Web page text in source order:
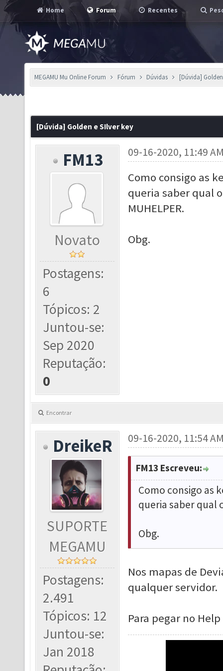
Home Forum Recentes
MEGAMU Mu Online Forum Fórum Dúvidas [Dúvida]
[Dúvida] Golden e SIlver key
FM13
Novato
Postagens:
6
Tópicos: 2
Juntou-se:
Sep 2020
Reputação:
0
09-16-2020, 11:49
Como consigo as
queria saber qual
MUHELPER.
Obg.
Encontrar
DreikeR
SUPORTE
MEGAMU
Postagens:
2.491
Tópicos: 12
Juntou-se:
Jan 2018
09-16-2020, 11:54
FM13 Escreveu:
Como consigo as
queria saber qual
Obg.
Nos mapas de
qualquer servidor.
Para pegar no